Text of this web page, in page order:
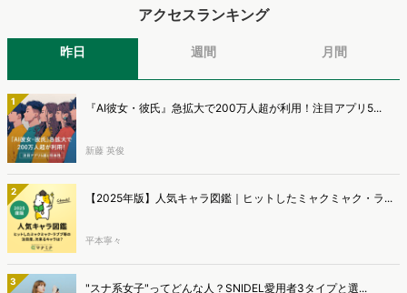
アクセスランキング
昨日 週間 月間
1 『AI彼女・彼氏』急拡大で200万人超が利用！注目アプリ5...
新藤 英俊
2 【2025年版】人気キャラ図鑑｜ヒットしたミャクミャク・ラ...
平本寧々
3 "スナ系女子"ってどんな人？SNIDEL愛用者3タイプと選...